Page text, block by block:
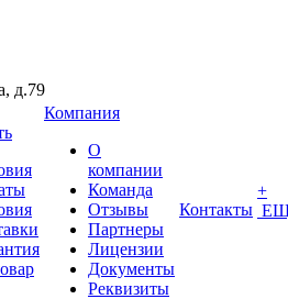
д.79
Компания
О
компании
Команда
Отзывы
Партнеры
Лицензии
Документы
Реквизиты
Контакты
+